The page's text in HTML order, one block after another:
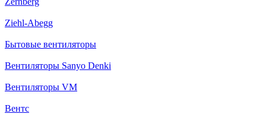
Ziehl-Abegg
Бытовые вентиляторы
Вентиляторы Sanyo Denki
Вентиляторы VM
Вентс